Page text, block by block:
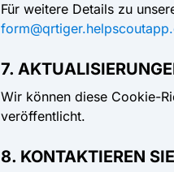
Für weitere Details zu
7.
Wir können diese Cookie-
veröffentlicht.
8. KONTAKTIEREN